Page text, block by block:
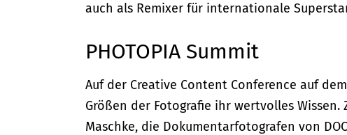
auch als Remixer für internationale
PHOTOPIA Summit
Auf der Creative Content Conference auf
Größen der Fotografie ihr wertvolles
Maschke, die Dokumentarfotografen von